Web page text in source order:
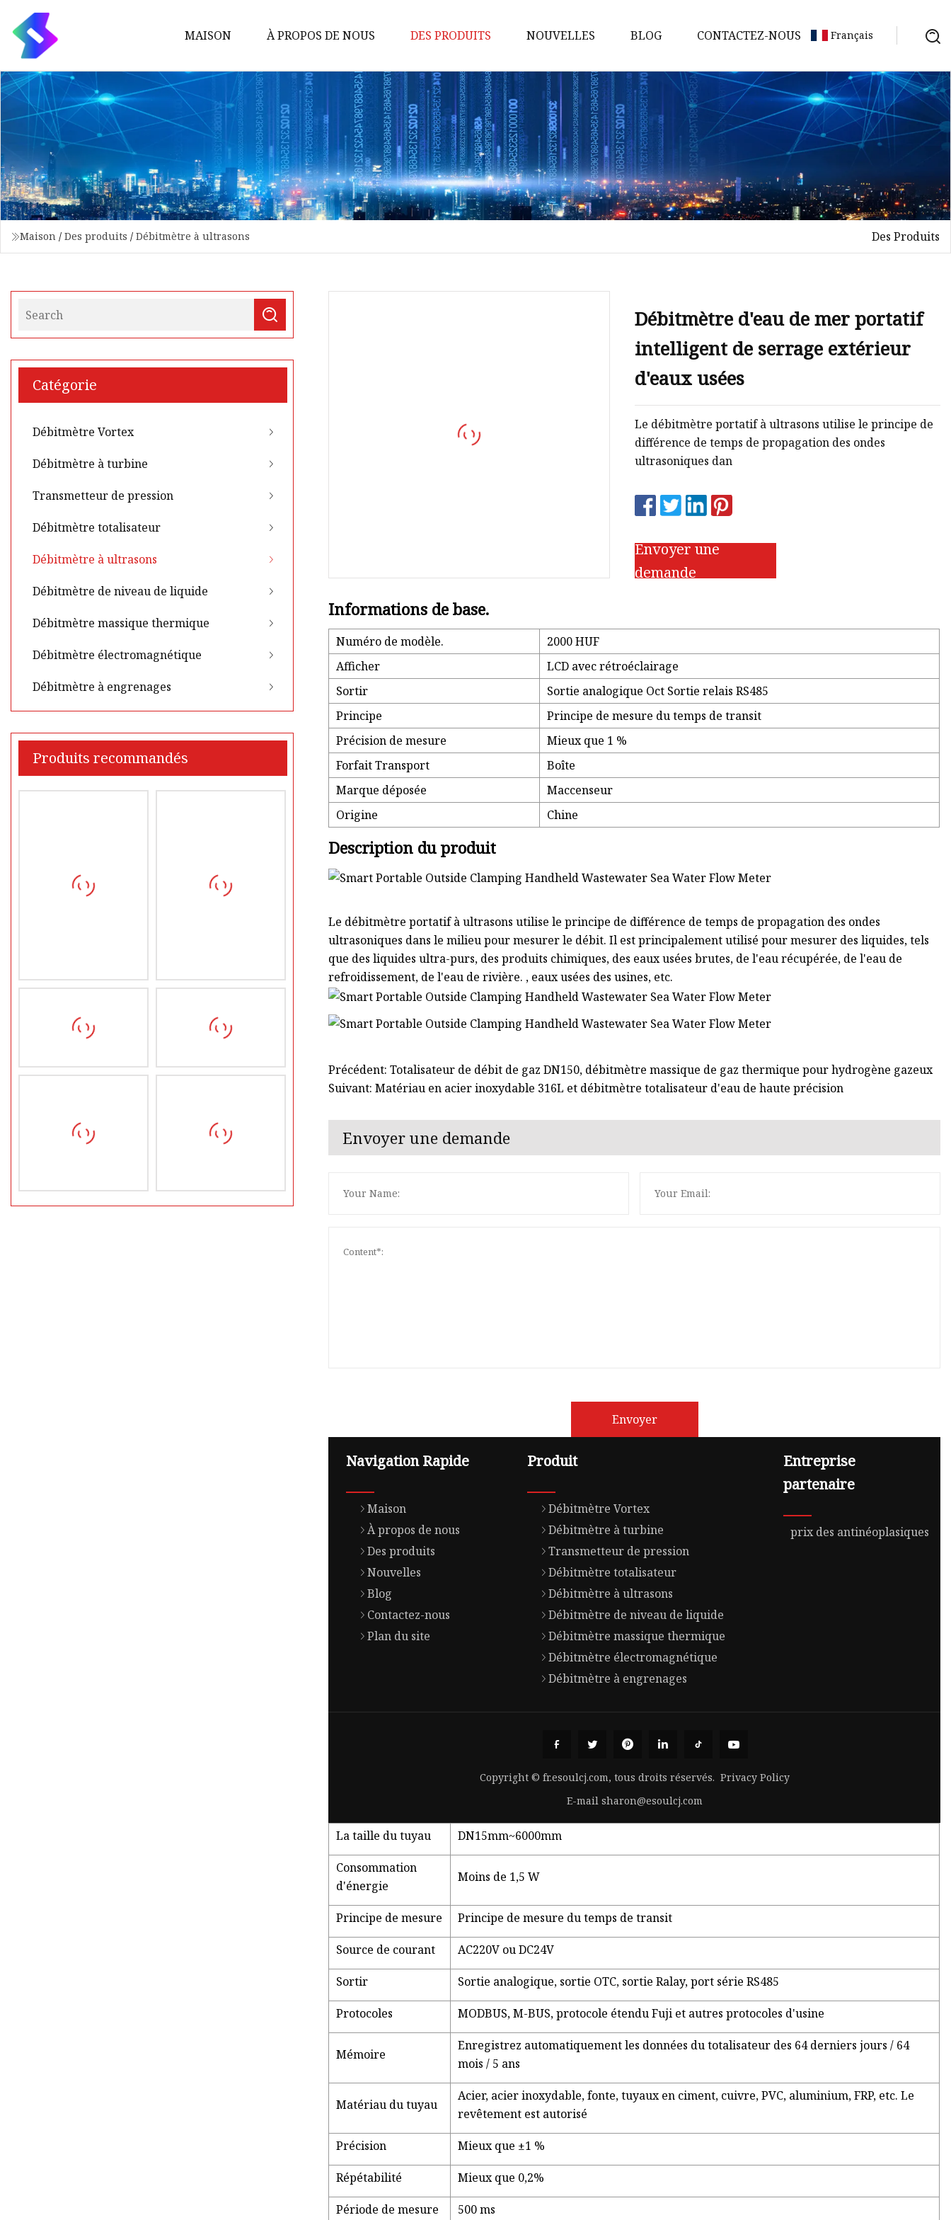
MAISON À PROPOS DE NOUS DES PRODUITS
Débitmètre Vortex
Débitmètre à turbine
Transmetteur de pression
Débitmètre totalisateur
Débitmètre à ultrasons
Débitmètre de niveau de liquide
Débitmètre à engrenages
NOUVELLES BLOG CONTACTEZ-NOUS Français
Maison / Des produits / Débitmètre à ultrasons Des Produits
Catégorie
Débitmètre Vortex
Débitmètre à turbine
Transmetteur de pression
Débitmètre totalisateur
Débitmètre à ultrasons
Débitmètre de niveau de liquide
Débitmètre massique thermique
Débitmètre électromagnétique
Débitmètre à engrenages
Produits recommandés
Débitmètre d'eau de mer portatif
intelligent de serrage extérieur
d'eaux usées
Le débitmètre portatif à ultrasons utilise le principe de
différence de temps de propagation des ondes
ultrasoniques dan
Envoyer une
demande
Informations de base.
Numéro de modèle.
2000 HUF
Afficher
LCD avec rétroéclairage
Sortir
Sortie analogique Oct Sortie relais RS485
Principe
Principe de mesure du temps de transit
Précision de mesure
Mieux que 1 %
Forfait Transport
Boîte
Marque déposée
Maccenseur
Origine
Chine
Description du produit
Le débitmètre portatif à ultrasons utilise le principe de différence de temps de propagation des ondes
ultrasoniques dans le milieu pour mesurer le débit. Il est principalement utilisé pour mesurer des liquides, tels
que des liquides ultra-purs, des produits chimiques, des eaux usées brutes, de l'eau récupérée, de l'eau de
refroidissement, de l'eau de rivière. , eaux usées des usines, etc.
Précédent: Totalisateur de débit de gaz DN150, débitmètre massique de gaz thermique pour hydrogène gazeux
Suivant: Matériau en acier inoxydable 316L et débitmètre totalisateur d'eau de haute précision
Envoyer une demande
Envoyer
Navigation Rapide
Maison
À propos de nous
Des produits
Nouvelles
Blog
Contactez-nous
Plan du site
Produit
Débitmètre Vortex
Débitmètre à turbine
Transmetteur de pression
Débitmètre totalisateur
Débitmètre à ultrasons
Débitmètre de niveau de liquide
Débitmètre massique thermique
Débitmètre électromagnétique
Débitmètre à engrenages
Entreprise
partenaire
prix des antinéoplasiques
Copyright © fr.esoulcj.com, tous droits réservés. Privacy Policy
E-mail sharon@esoulcj.com
La taille du tuyau DN15mm~6000mm
Consommation
d'énergie
Moins de 1,5 W
Principe de mesure Principe de mesure du temps de transit
Source de courant AC220V ou DC24V
Sortir Sortie analogique, sortie OTC, sortie Ralay, port série RS485
Protocoles MODBUS, M-BUS, protocole étendu Fuji et autres protocoles d'usine
Mémoire
Enregistrez automatiquement les données du totalisateur des 64 derniers jours / 64
mois / 5 ans
Matériau du tuyau
Acier, acier inoxydable, fonte, tuyaux en ciment, cuivre, PVC, aluminium, FRP, etc. Le
revêtement est autorisé
Précision Mieux que ±1 %
Répétabilité Mieux que 0,2%
Période de mesure 500 ms